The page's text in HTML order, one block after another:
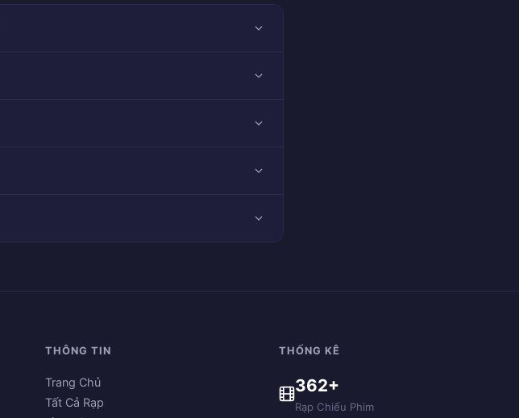
THÔNG TIN
Trang Chủ
Tất Cả Rạp
THỐNG KÊ
362+
Rạp Chiếu Phim